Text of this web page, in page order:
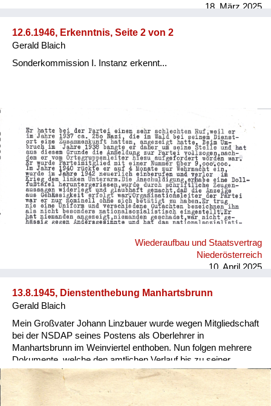
Wohnen
18. März 2025
12.6.1946, Erkenntnis, Seite 2 von 2
Gerald Blaich
Sonderkommission I. Instanz erkennt...
Wiederaufbau und Staatsvertrag
Niederösterreich
10. April 2025
13.8.1945, Dienstenthebung Manhartsbrunn
Gerald Blaich
Mein Großvater Johann Linzbauer wurde wegen Mitgliedschaft
bei der NSDAP seines Postens als Oberlehrer in
Manhartsbrunn im Weinviertel enthoben. Nun folgen mehrere
Dokumente, welche den amtlichen Verlauf bis zu seiner
Rehabilitierung nachvollziehen.